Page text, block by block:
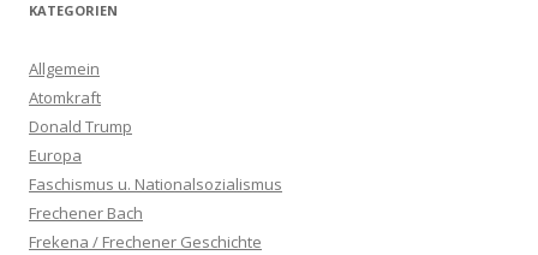
KATEGORIEN
Allgemein
Atomkraft
Donald Trump
Europa
Faschismus u. Nationalsozialismus
Frechener Bach
Frekena / Frechener Geschichte